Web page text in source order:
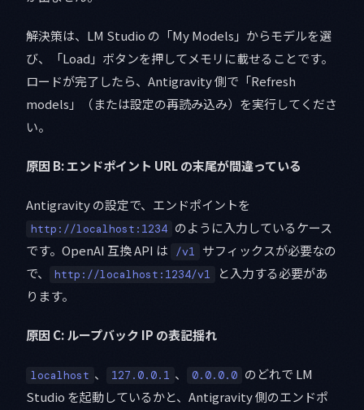
解決策は、LM Studio の「My Models」からモデルを選
び、「Load」ボタンを押してメモリに載せることです。
ロードが完了したら、Antigravity 側で「Refresh
models」（または設定の再読み込み）を実行してくださ
い。
原因 B: エンドポイント URL の末尾が間違っている
Antigravity の設定で、エンドポイントを
http://localhost:1234 のように入力しているケース
です。OpenAI 互換 API は
/v1
サフィックスが必要なの
で、
http://localhost:1234/v1
と入力する必要があ
ります。
原因 C: ループバック IP の表記揺れ
localhost 、 127.0.0.1 、 0.0.0.0 のどれで LM
Studio を起動しているかと、Antigravity 側のエンドポ